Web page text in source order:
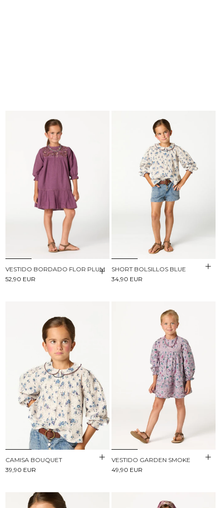
VESTIDO BORDADO FLOR PLUM
52,90 EUR
SHORT BOLSILLOS BLUE
34,90 EUR
CAMISA BOUQUET
39,90 EUR
VESTIDO GARDEN SMOKE
49,90 EUR